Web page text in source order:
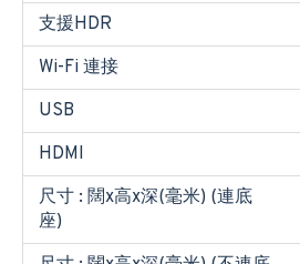
支援HDR
Wi-Fi 連接
USB
HDMI
尺寸 : 闊x高x深(毫米) (連底
座)